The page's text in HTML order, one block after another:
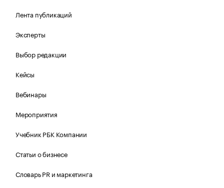
Лента публикаций
Эксперты
Выбор редакции
Кейсы
Вебинары
Мероприятия
Учебник РБК Компании
Статьи о бизнесе
Словарь PR и маркетинга